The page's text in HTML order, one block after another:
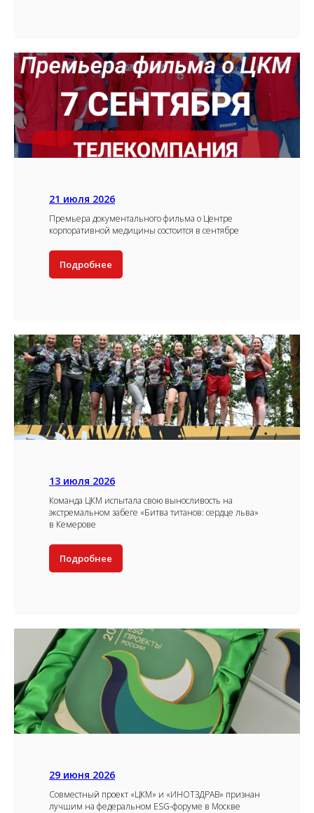
21 июля 2026
Премьера документального фильма о Центре
корпоративной медицины состоится в сентябре
Подробнее
13 июля 2026
Команда ЦКМ испытала свою выносливость на
экстремальном забеге «Битва титанов: сердце льва»
в Кемерове
Подробнее
29 июня 2026
Совместный проект «ЦКМ» и «ИНОТЗДРАВ» признан
лучшим на федеральном ESG-форуме в Москве